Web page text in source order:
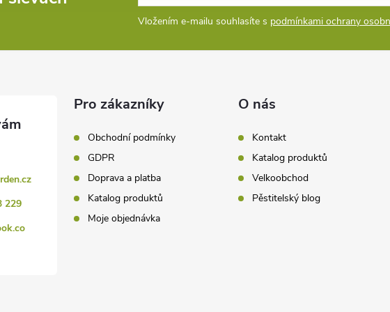
Vložením e-mailu souhlasíte s podmínkami ochrany
229
Pro zákazníky
Obchodní podmínky
GDPR
Doprava a platba
Katalog produktů
Moje objednávka
O nás
Kontakt
Katalog produktů
Velkoobchod
Pěstitelský blog